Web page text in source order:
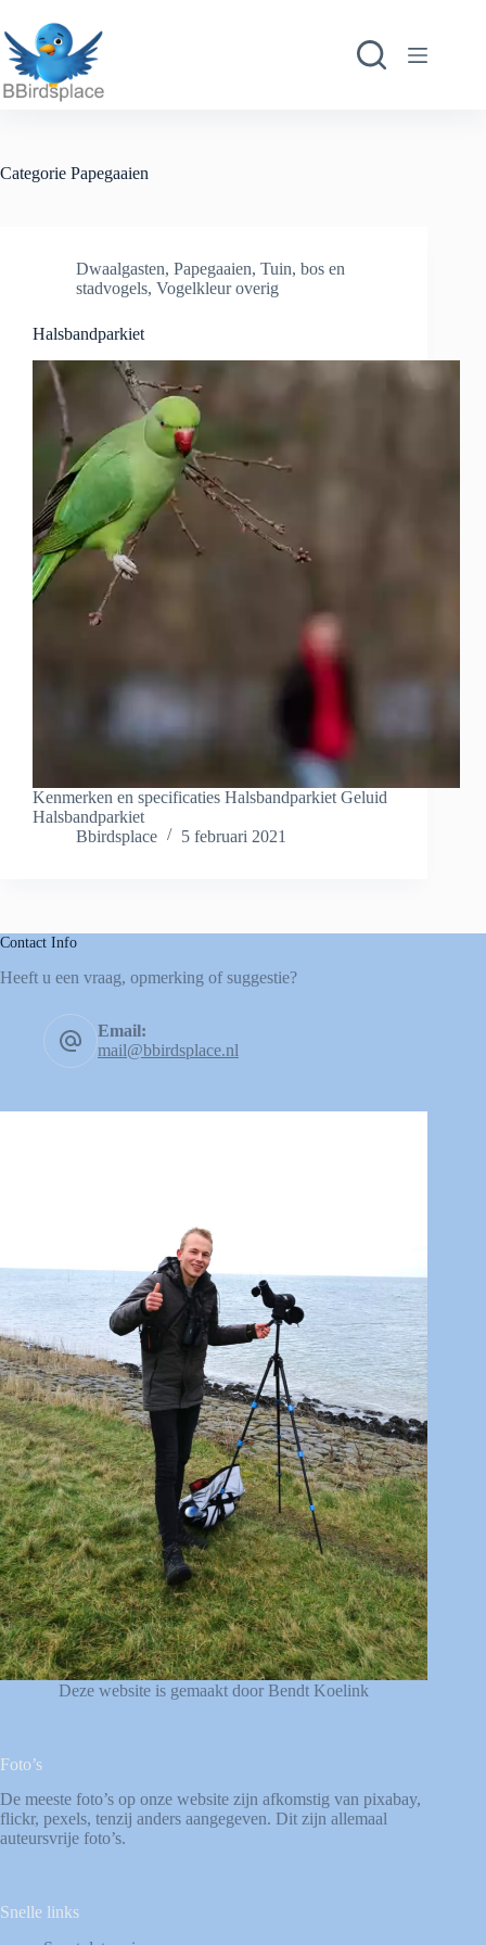
naar
de
inhoud
Categorie Papegaaien
Dwaalgasten, Papegaaien, Tuin, bos en
stadvogels, Vogelkleur overig
Halsbandparkiet
Kenmerken en specificaties Halsbandparkiet Geluid
Halsbandparkiet
Bbirdsplace
5 februari 2021
Contact Info
Heeft u een vraag, opmerking of suggestie?
Email:
mail@bbirdsplace.nl
Deze website is gemaakt door Bendt Koelink
Foto’s
De meeste foto’s op onze website zijn afkomstig van pixabay,
flickr, pexels, tenzij anders aangegeven. Dit zijn allemaal
auteursvrije foto’s.
Snelle links